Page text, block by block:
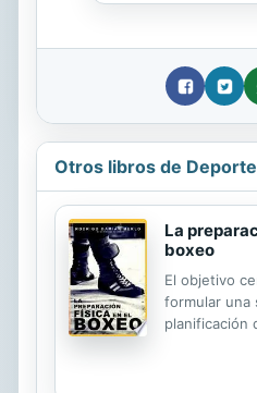
Otros libros de
La
boxeo
El objetivo
formular una
planificación
a las
físico